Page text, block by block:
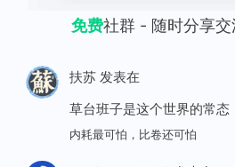
免费社群 - 随时分享
扶苏发表在
草台班子是这个世界的常态
内耗最可怕，比卷还可怕